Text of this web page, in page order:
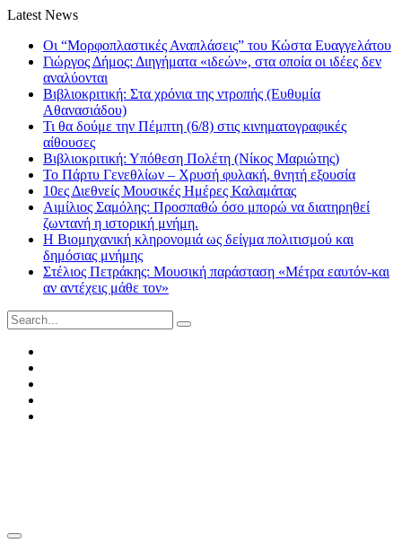
Latest News
Οι “Μορφοπλαστικές Αναπλάσεις” του Κώστα Ευαγγελάτου
Γιώργος Δήμος: Διηγήματα «ιδεών», στα οποία οι ιδέες δεν
αναλύονται
Βιβλιοκριτική: Στα χρόνια της ντροπής (Ευθυμία
Αθανασιάδου)
Τι θα δούμε την Πέμπτη (6/8) στις κινηματογραφικές
αίθουσες
Βιβλιοκριτική: Υπόθεση Πολέτη (Νίκος Μαριώτης)
Το Πάρτυ Γενεθλίων – Χρυσή φυλακή, θνητή εξουσία
10ες Διεθνείς Μουσικές Ημέρες Καλαμάτας
Αιμίλιος Σαμόλης: Προσπαθώ όσο μπορώ να διατηρηθεί
ζωντανή η ιστορική μνήμη.
Η Βιομηχανική κληρονομιά ως δείγμα πολιτισμού και
δημόσιας μνήμης
Στέλιος Πετράκης: Μουσική παράσταση «Μέτρα εαυτόν-και
αν αντέχεις μάθε τον»
Search
for: